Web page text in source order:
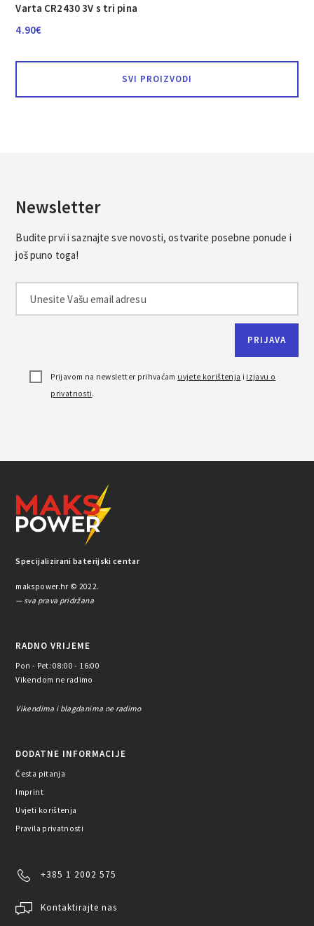
Varta CR2430 3V s tri pina
4.90€
SVI PROIZVODI
Newsletter
Budite prvi i saznajte sve novosti, ostvarite posebne ponude i
još puno toga!
Prijavom na newsletter prihvaćam uvjete korištenja i izjavu o
privatnosti.
Specijalizirani baterijski centar
makspower.hr © 2022.
— sva prava pridržana
RADNO VRIJEME
Pon - Pet: 08:00 - 16:00
Vikendom ne radimo
Vikendima i blagdanima ne radimo
DODATNE INFORMACIJE
Česta pitanja
Imprint
Uvjeti korištenja
Pravila privatnosti
+385 1 2002 575
Kontaktirajte nas